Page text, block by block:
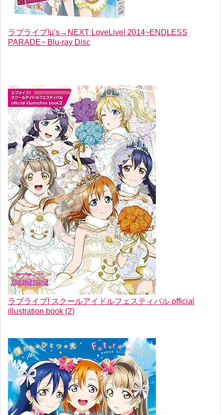
ラブライブ!μ’s→NEXT LoveLive! 2014~ENDLESS
PARADE~ Blu-ray Disc
ラブライブ! スクールアイドルフェスティバル official
illustration book (2)